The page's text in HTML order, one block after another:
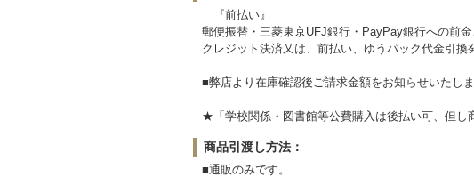
『前払い』
郵便振替・三菱東京UFJ銀行・PayPay銀行への前金
クレジット決済又は、前払い、ゆうパック代金引換
■弊店より在庫確認後ご請求金額をお知らせいたし
★「学校関係・図書館等公費購入は後払
商品引渡し方法：
■通販のみです。